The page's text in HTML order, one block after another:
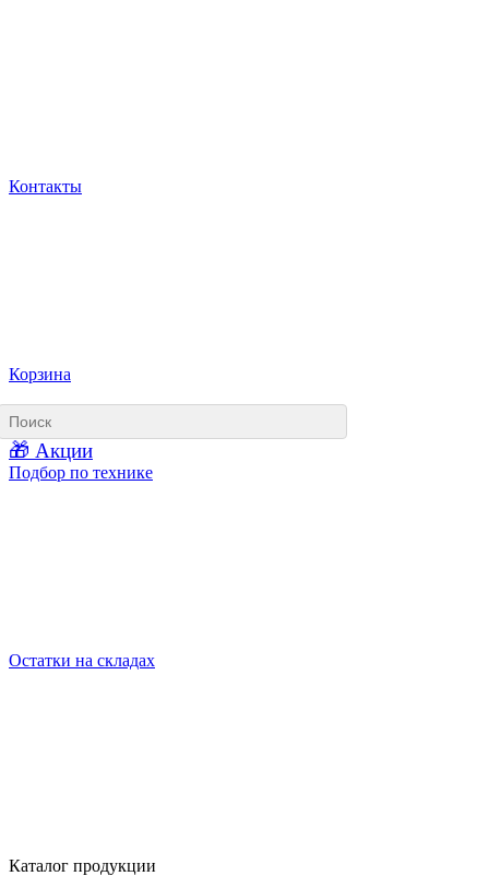
Контакты
Корзина
🎁 Акции
Подбор по технике
Остатки на складах
Каталог продукции